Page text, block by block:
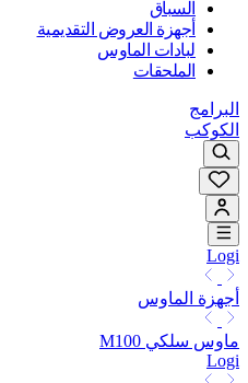
السباق
أجهزة العروض التقديمية
لبادات الماوس
الملحقات
البرامج
الكوكب
Logi
أجهزة الماوس
ماوس سلكي M100
Logi